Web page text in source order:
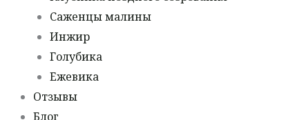
Саженцы малины
Инжир
Голубика
Ежевика
Отзывы
Блог